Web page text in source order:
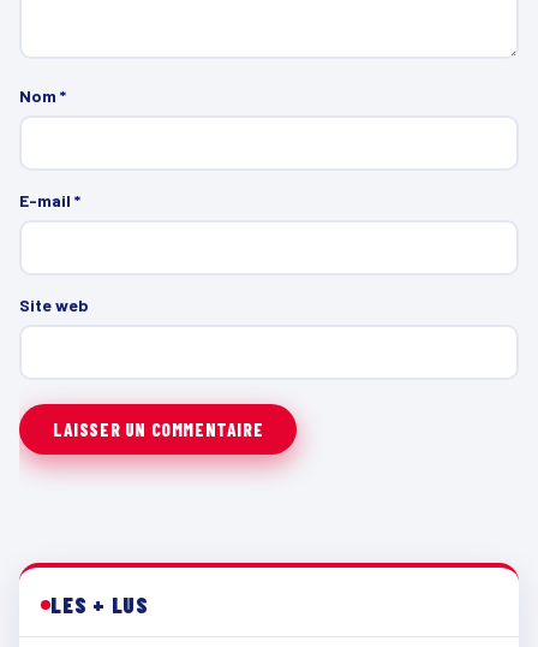
Nom *
E-mail *
Site web
LES + LUS